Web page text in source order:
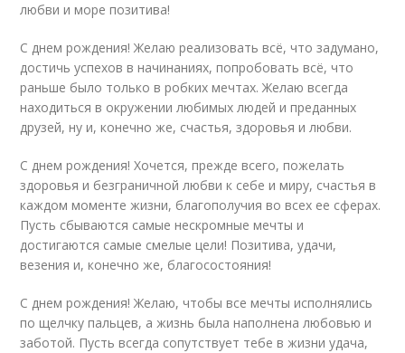
любви и море позитива!
С днем рождения! Желаю реализовать всё, что задумано,
достичь успехов в начинаниях, попробовать всё, что
раньше было только в робких мечтах. Желаю всегда
находиться в окружении любимых людей и преданных
друзей, ну и, конечно же, счастья, здоровья и любви.
С днем рождения! Хочется, прежде всего, пожелать
здоровья и безграничной любви к себе и миру, счастья в
каждом моменте жизни, благополучия во всех ее сферах.
Пусть сбываются самые нескромные мечты и
достигаются самые смелые цели! Позитива, удачи,
везения и, конечно же, благосостояния!
С днем рождения! Желаю, чтобы все мечты исполнялись
по щелчку пальцев, а жизнь была наполнена любовью и
заботой. Пусть всегда сопутствует тебе в жизни удача,